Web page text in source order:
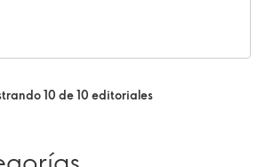
10 de 10 editoriales